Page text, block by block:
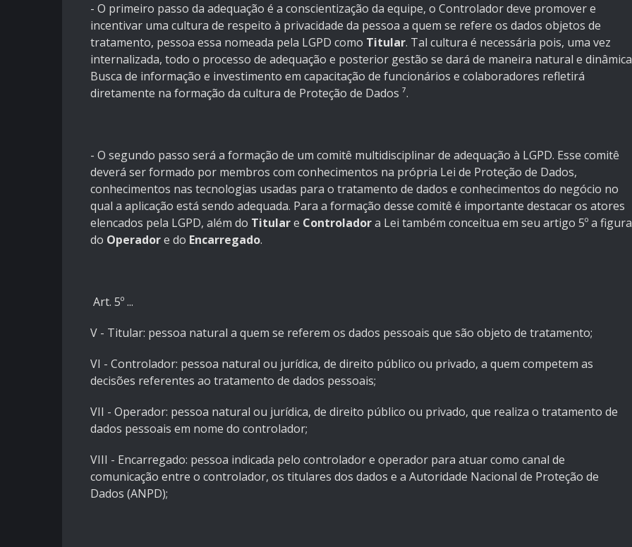
- O primeiro passo da adequação é a conscientização da equipe, o Controlador deve promover e
incentivar uma cultura de respeito à privacidade da pessoa a quem se refere os dados objetos de
tratamento, pessoa essa nomeada pela LGPD como Titular. Tal cultura é necessária pois, uma vez
internalizada, todo o processo de adequação e posterior gestão se dará de maneira natural e
Busca de informação e investimento em capacitação de funcionários e colaboradores refletirá
diretamente na formação da cultura de Proteção de Dados ⁷.
- O segundo passo será a formação de um comitê multidisciplinar de adequação à LGPD. Esse comitê
deverá ser formado por membros com conhecimentos na própria Lei de Proteção de Dados,
conhecimentos nas tecnologias usadas para o tratamento de dados e conhecimentos do negócio no
qual a aplicação está sendo adequada. Para a formação desse comitê é importante destacar os atores
elencados pela LGPD, além do Titulare Controladora Lei também conceitua em seu artigo 5º a figura
do Operadore do Encarregado.
Art. 5º ...
V - Titular: pessoa natural a quem se referem os dados pessoais que são objeto de tratamento;
VI - Controlador: pessoa natural ou jurídica, de direito público ou privado, a quem competem as
decisões referentes ao tratamento de dados pessoais;
VII - Operador: pessoa natural ou jurídica, de direito público ou privado, que realiza o tratamento de
dados pessoais em nome do controlador;
VIII - Encarregado: pessoa indicada pelo controlador e operador para atuar como canal de
comunicação entre o controlador, os titulares dos dados e a Autoridade Nacional de Proteção de
Dados (ANPD);